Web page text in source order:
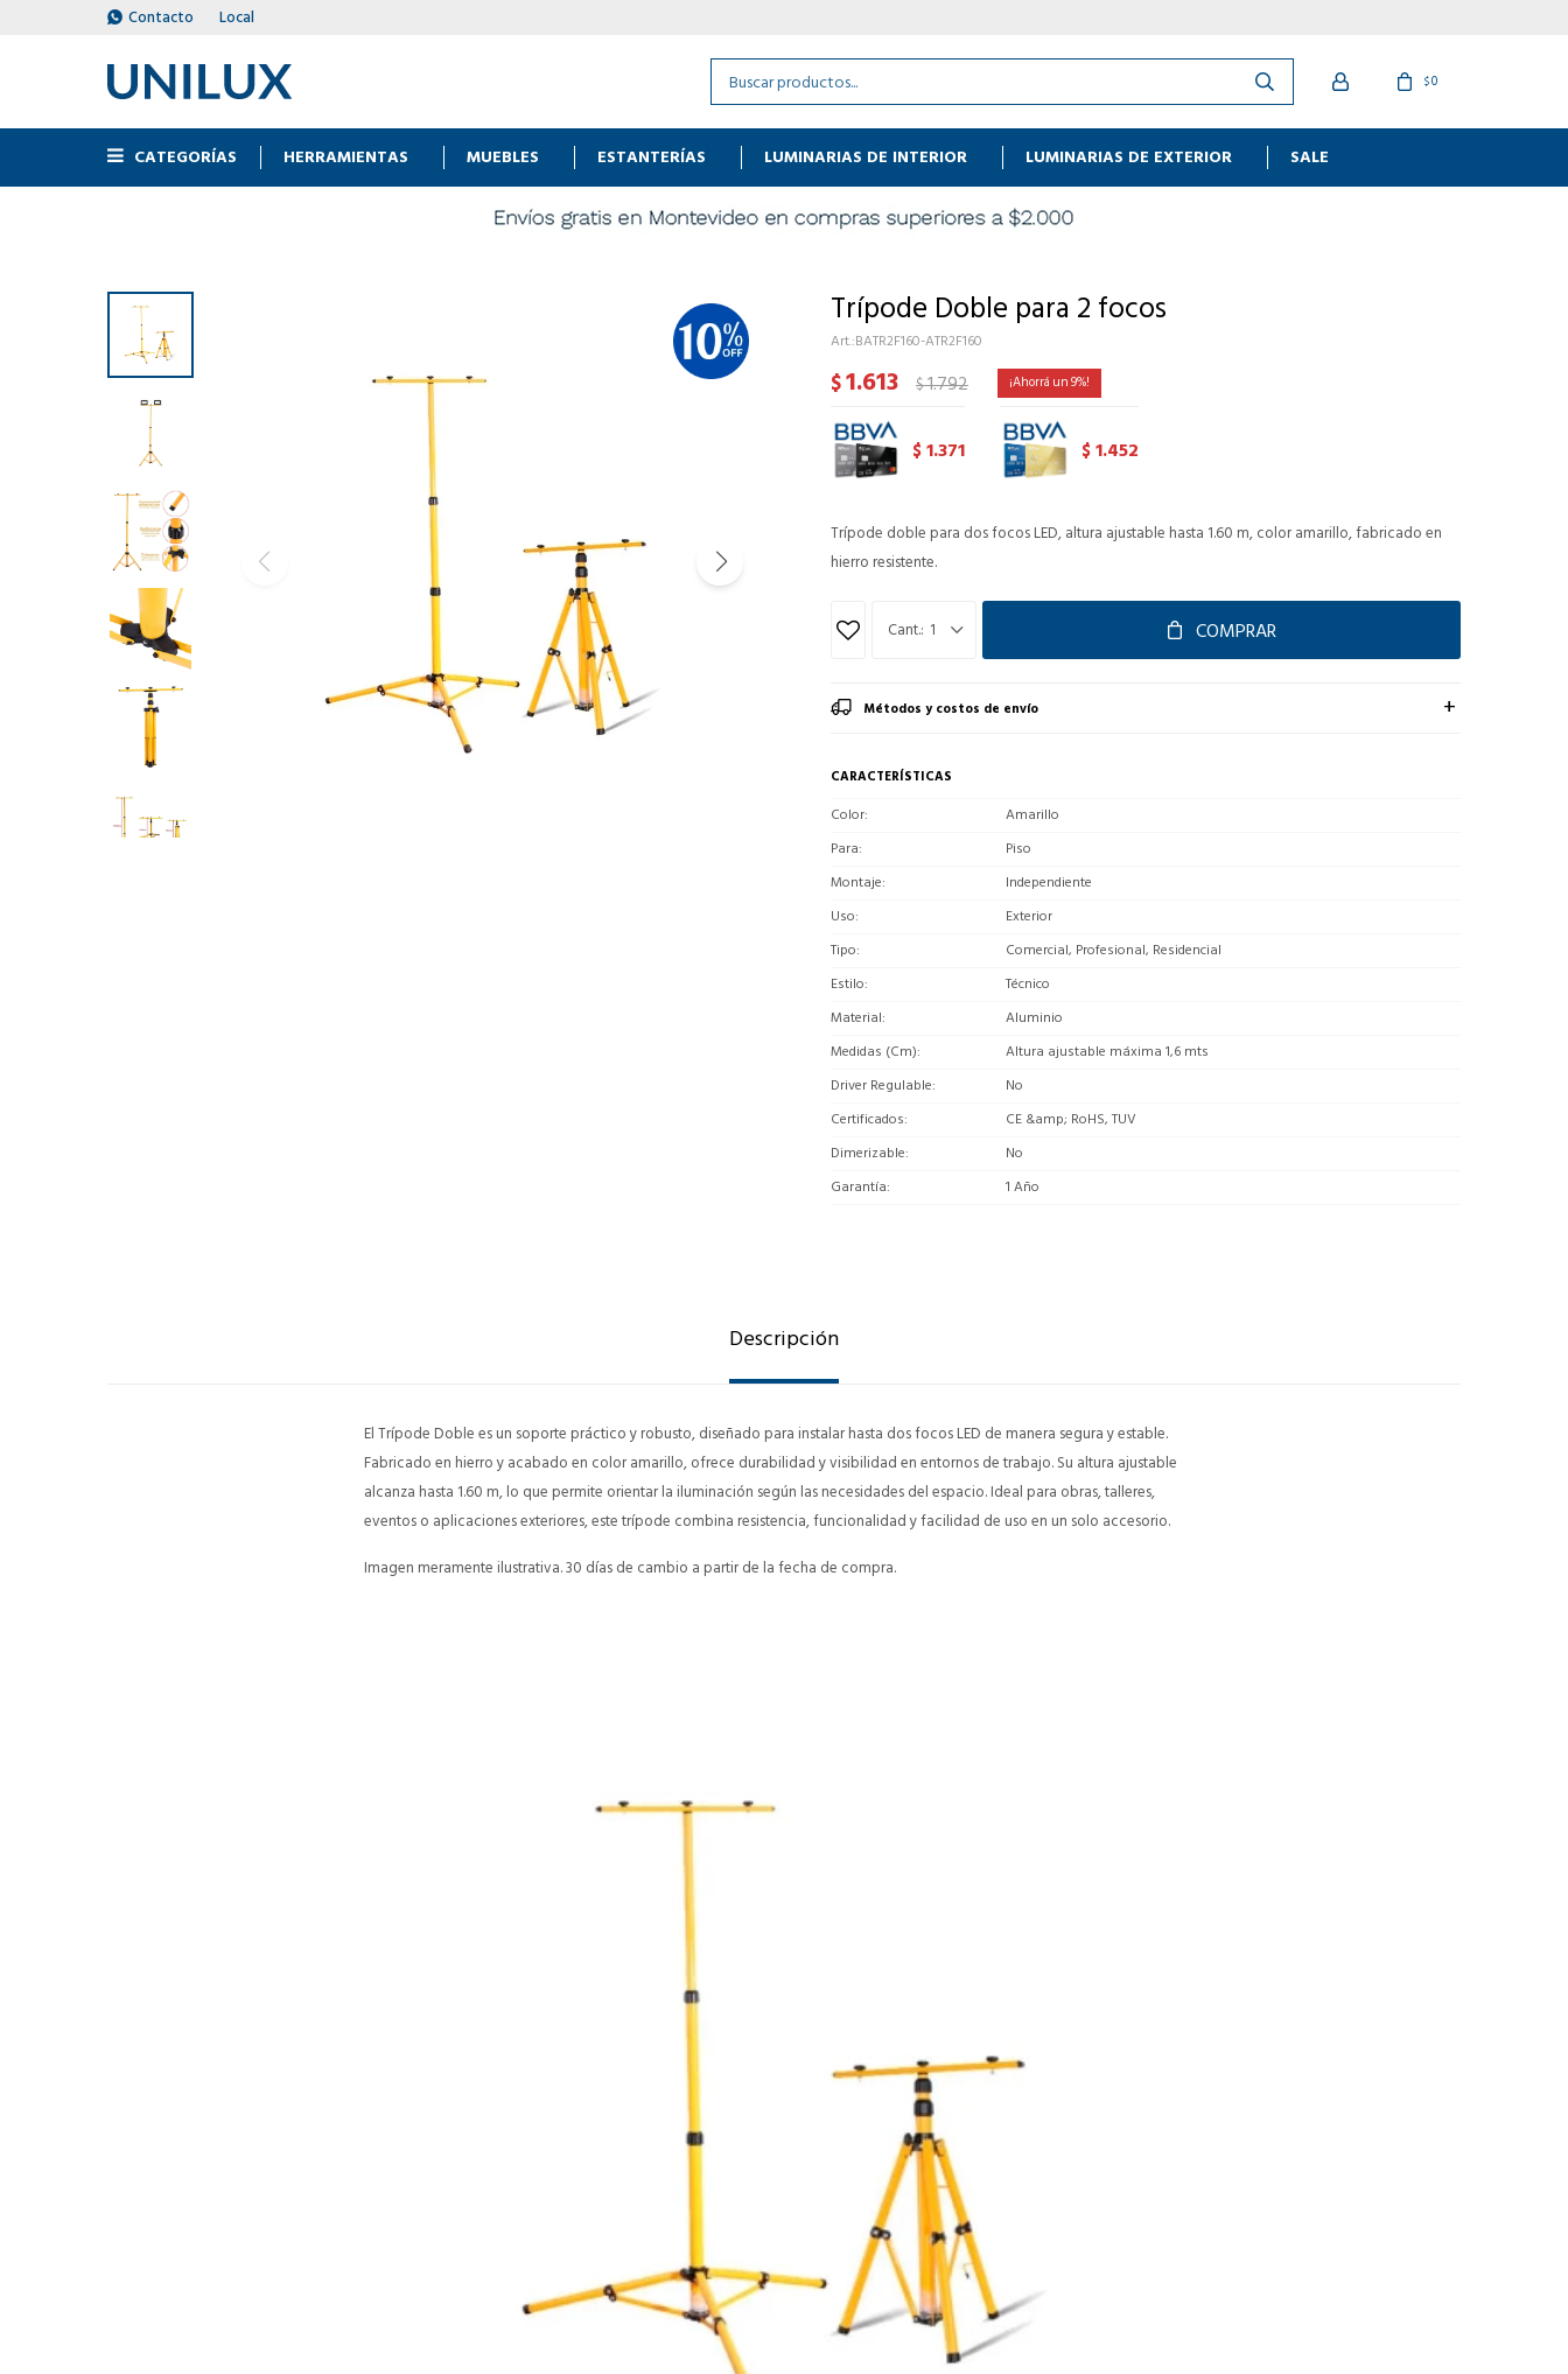
CATEGORÍAS HERRAMIENTAS MUEBLES ESTANTERÍAS LUMINARIAS DE INTERIOR LUMINARIAS DE EXTERIOR SALE
$0
Contacto Local
Trípode Doble para 2 focos
BATR2F160-ATR2F160
$1.613 $1.792 9
$1.371 $1.452
Trípode doble para dos focos LED, altura ajustable hasta 1.60 m, color amarillo, fabricado en
hierro resistente.
1 COMPRAR
Métodos y costos de envío
CARACTERÍSTICAS
Color
Amarillo
Para
Piso
Montaje
Independiente
Uso
Exterior
Tipo
Comercial, Profesional, Residencial
Estilo
Técnico
Material
Aluminio
Medidas (Cm)
Altura ajustable máxima 1,6 mts
Driver Regulable
No
Certificados
CE &amp; RoHS, TUV
Dimerizable
No
Garantía
1 Año
Descripción
El Trípode Doble es un soporte práctico y robusto, diseñado para instalar hasta dos focos LED de manera segura y estable.
Fabricado en hierro y acabado en color amarillo, ofrece durabilidad y visibilidad en entornos de trabajo. Su altura ajustable
alcanza hasta 1.60 m, lo que permite orientar la iluminación según las necesidades del espacio. Ideal para obras, talleres,
eventos o aplicaciones exteriores, este trípode combina resistencia, funcionalidad y facilidad de uso en un solo accesorio.
Imagen meramente ilustrativa. 30 días de cambio a partir de la fecha de compra.